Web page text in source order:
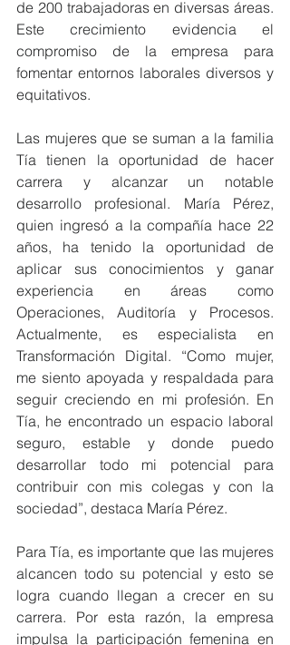
de 200 trabajadoras en diversas áreas.
Este crecimiento evidencia el
compromiso de la empresa para
fomentar entornos laborales diversos y
equitativos.
Las mujeres que se suman a la familia
Tía tienen la oportunidad de hacer
carrera y alcanzar un notable
desarrollo profesional. María Pérez,
quien ingresó a la compañía hace 22
años, ha tenido la oportunidad de
aplicar sus conocimientos y ganar
experiencia en áreas como
Operaciones, Auditoría y Procesos.
Actualmente, es especialista en
Transformación Digital. “Como mujer,
me siento apoyada y respaldada para
seguir creciendo en mi profesión. En
Tía, he encontrado un espacio laboral
seguro, estable y donde puedo
desarrollar todo mi potencial para
contribuir con mis colegas y con la
sociedad”, destaca María Pérez.
Para Tía, es importante que las mujeres
alcancen todo su potencial y esto se
logra cuando llegan a crecer en su
carrera. Por esta razón, la empresa
impulsa la participación femenina en